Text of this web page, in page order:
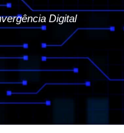
Digital